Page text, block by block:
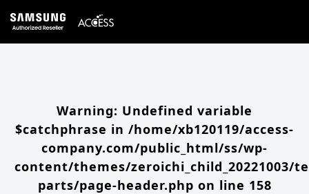
Warning : Attempt to read property "slug" on null in
company.com/public_html/ss/wp-content/themes/zeroichi_child_20221003/single.php
Warning: Undefined variable
$catchphrase in /home/xb120119/access-
company.com/public_html/ss/wp-
content/themes/zeroichi_child_20221003/
parts/page-header.php on line 158